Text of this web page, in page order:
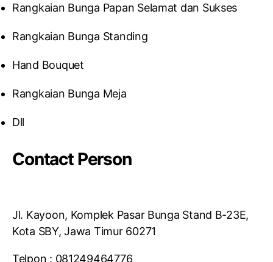
Rangkaian Bunga Papan Selamat dan Sukses
Rangkaian Bunga Standing
Hand Bouquet
Rangkaian Bunga Meja
Dll
Contact Person
Jl. Kayoon, Komplek Pasar Bunga Stand B-23E,
Kota SBY, Jawa Timur 60271
Telpon : 081249464776